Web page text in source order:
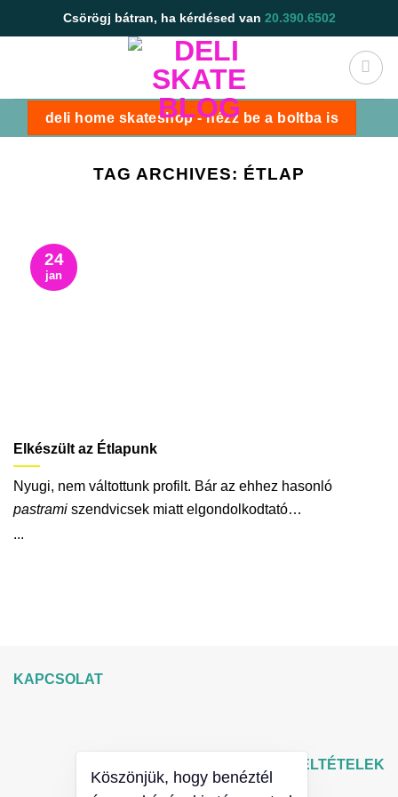
to
Csörögj bátran, ha kérdésed van 20.390.6502
deli home skateshop - nézz be a boltba is
TAG ARCHIVES: ÉTLAP
Elkészült az Étlapunk
Nyugi, nem váltottunk profilt. Bár az ehhez hasonló
pastrami szendvicsek miatt elgondolkodtató…
...
24
jan
KAPCSOLAT
ÁLTALÁNOS SZERZŐDÉSI FELTÉTELEK
Köszönjük, hogy benéztél